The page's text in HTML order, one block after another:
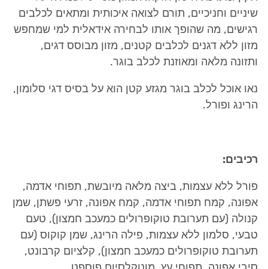
שיניים וחניכיים, תורם לצואה איכותית ומתאים לכלבים
רגישים, מה שהופך אותו לבחירה אידאלית למי שמחפש
מזון ללא דגנים לכלבים קטנים, מזון מבוסס דגים,
ותזונה מלאה ומאוזנת לכלב בוגר.
נאו אוכל לכלב בוגר מגזע קטן הוא על בסיס דגי סלומון,
הרינג ופורל.
רכיבים:
פורל ללא עצמות, ביצה מלאה מיובשת, תפוחי אדמה,
אפונה, קמח תפוחי אדמה, קמח אפונה, זרעי פשתן, שמן
קנולה (עם תערובת טוקופרולים כמעכב חמצון), טעם
טבעי, סלמון ללא עצמות, פילה הרינג, שמן קוקוס (עם
תערובת טוקופרולים כמעכב חמצון), קלציום קרבונט,